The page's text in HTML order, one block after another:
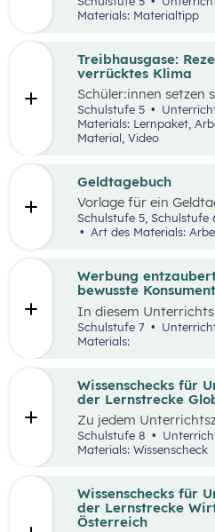
Werbung
bewusste
In diesem
sich die
„Werbung“ und
Zentrum. Davon
unterschiedliche
und Nachteile von
Schulstufe 7
Materials:
Wissenschecks für
der Lernstrecke
Zu jedem
Vertiefung) wiez.B.:
Unternehmen und
das Wissen eurer
können, findet ihr
einendigitale
Schulstufe 8
Materials: Wissenscheck
Wissenschecks für
der Lernstrecke
Österreich
Treibhausgase:
verrücktes Klima
Schüler:innen setzen
Treibhauseffekt
Folgen in
Umwelt-Beziehung
Kopfstand-
kollektive
Schulstufe 5
Materials: Lernpaket,
Material, Video
Doch der Weg ist
die Infrastruktur
Materials: Materialtipp
Geldtagebuch
Vorlage für ein
Wochen im Excel
Schulstufe 5,
Art des Materials: